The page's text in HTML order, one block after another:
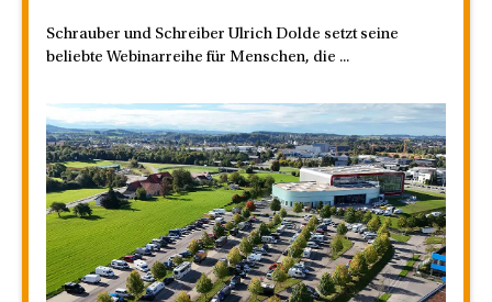
Schrauber und Schreiber Ulrich Dolde setzt seine
beliebte Webinarreihe für Menschen, die ...